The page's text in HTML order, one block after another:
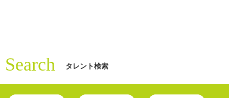
Search タレント検索